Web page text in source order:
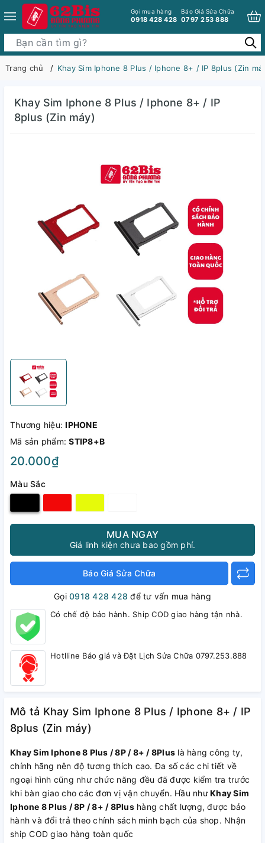
Gọi mua hàng
0918 428 428
Báo Giá Sửa Chữa
0797 253 888
Trang chủ Khay Sim Iphone 8 Plus / Iphone 8+ / IP 8plus (Zin
Khay Sim Iphone 8 Plus / Iphone 8+ / IP
8plus (Zin máy)
Thương hiệu:IPHONE
Mã sản phẩm:STIP8+B
20.000₫
Màu Sắc
MUA NGAY
Giá linh kiện chưa bao gồm phí.
Báo Giá Sửa Chữa
Gọi0918 428 428 để tư vấn mua hàng
Có chế độ bảo hành. Ship COD giao hàng tận nhà.
Hotlline Báo giá và Đặt Lịch Sửa Chữa 0797.253.888
Mô tả Khay Sim Iphone 8 Plus / Iphone 8+ / IP
8plus (Zin máy)
Khay Sim Iphone 8 Plus / 8P / 8+ / 8Plus là hàng công ty,
chính hãng nên độ tương thích cao. Đa số các chi tiết về
ngoại hình cũng như chức năng đều đã được kiểm tra trước
khi bàn giao cho các đơn vị vận chuyển. Hầu nhưKhay Sim
Iphone 8 Plus / 8P / 8+ / 8Plushàng chất lượng, được bảo
hành và đổi trả theo chính sách minh bạch của shop. Nhận
ship COD giao hàng toàn quốc